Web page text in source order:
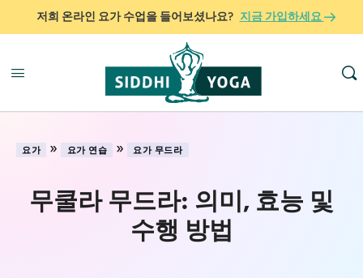
저희 온라인 요가 수업을 들어보셨나요? 지금 가입하세요
요가 » 요가 연습 » 요가 무드라
무쿨라 무드라: 의미, 효능 및
수행 방법